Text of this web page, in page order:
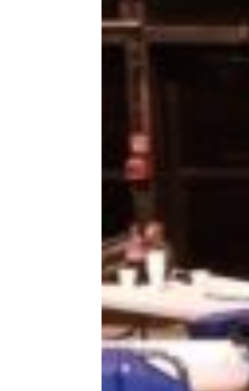
Mode de transport :
Ambulance
Avez vous une
transport ?
Oui
Non
Télécharger
transport :